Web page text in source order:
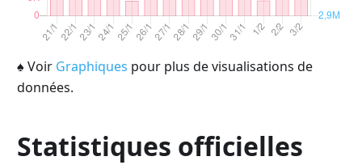
♠ Voir Graphiques pour plus de visualisations de
données.
Statistiques officielles